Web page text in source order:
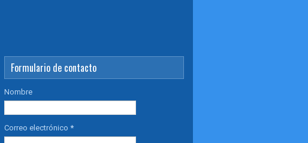
Formulario de contacto
Nombre
Correo electrónico *